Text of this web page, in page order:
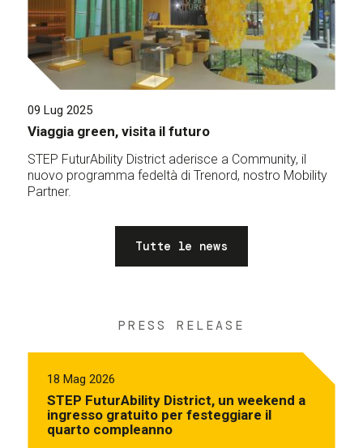
09 Lug 2025
Viaggia green, visita il futuro
STEP FuturAbility District aderisce a Community, il
nuovo programma fedeltà di Trenord, nostro Mobility
Partner.
Tutte le news
PRESS RELEASE
18 Mag 2026
STEP FuturAbility District, un weekend a
ingresso gratuito per festeggiare il
quarto compleanno